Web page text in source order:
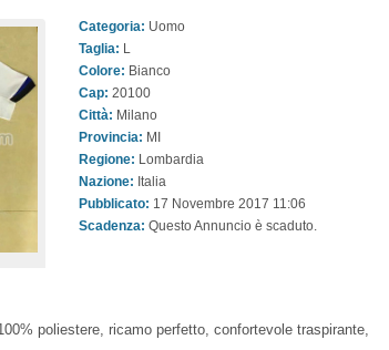
Categoria: Uomo
Taglia: L
Colore: Bianco
Cap: 20100
Città: Milano
Provincia: MI
Regione: Lombardia
Nazione: Italia
Pubblicato: 17 Novembre 2017 11:06
Scadenza: Questo Annuncio è scaduto.
poliestere, ricamo perfetto, confortevole traspirante,